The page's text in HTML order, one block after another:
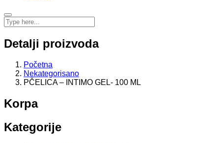
Detalji proizvoda
Početna
Nekategorisano
PČELICA – INTIMO GEL- 100 ML
Korpa
Kategorije